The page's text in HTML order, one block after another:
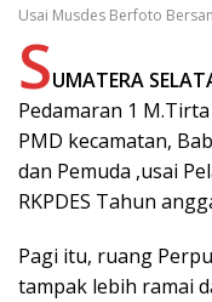
Usai Musdes Berfoto
SUMATERA
Pedamaran 1
PMD kecamatan,
dan Pemuda ,usai
RKPDES Tahun
Pagi itu, ruang
tampak lebih ramai